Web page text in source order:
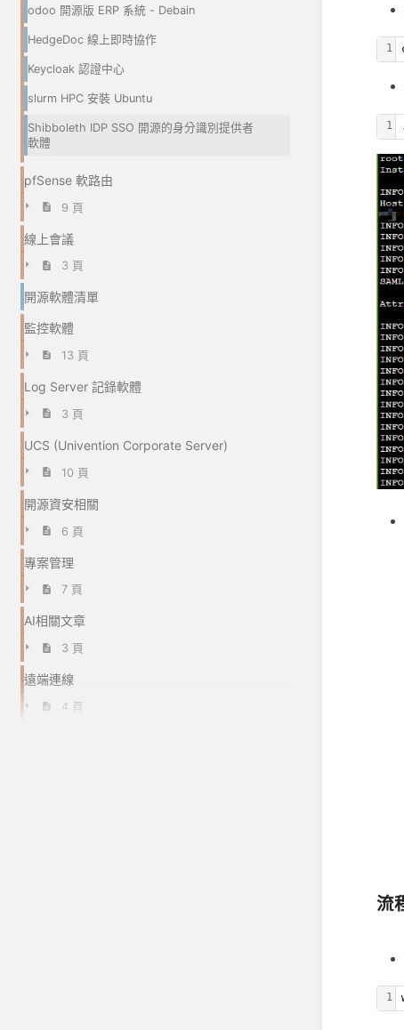
odoo 開源版 ERP 系統 - Debain
HedgeDoc 線上即時協作
Keycloak 認證中心
slurm HPC 安裝 Ubuntu
Shibboleth IDP SSO 開源的身分識別提供者
軟體
pfSense 軟路由
9 頁
線上會議
3 頁
開源軟體清單
監控軟體
13 頁
Log Server 記錄軟體
3 頁
UCS (Univention Corporate Server)
10 頁
開源資安相關
6 頁
專案管理
7 頁
AI相關文章
3 頁
遠端連線
4 頁
1
1
流
1